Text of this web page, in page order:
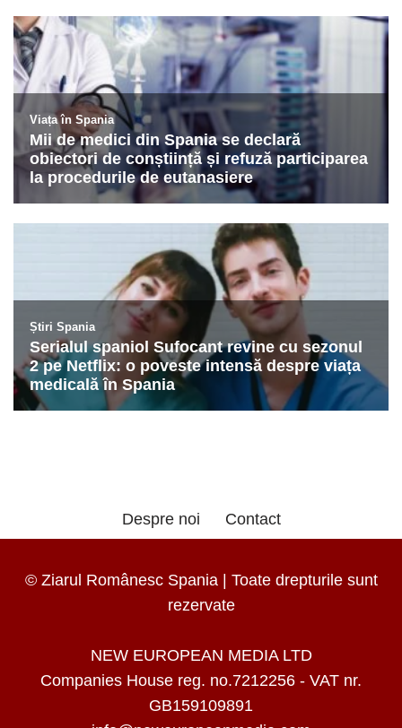
Despre noi Contact
© Ziarul Românesc Spania | Toate drepturile sunt
rezervate
NEW EUROPEAN MEDIA LTD
Companies House reg. no.7212256 - VAT nr.
GB159109891